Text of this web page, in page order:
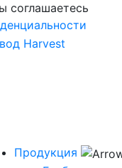
соглашаетесь
Продукция